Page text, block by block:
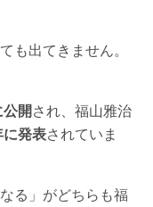
も出てきません。
開され、福山雅治
発表されていま
る」がどちらも福